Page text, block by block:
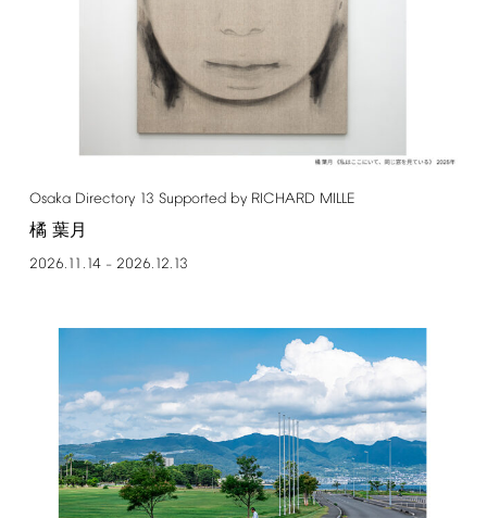
Osaka Directory 13 Supported by RICHARD MILLE
橘 葉月
2026.11.14– 2026.12.13